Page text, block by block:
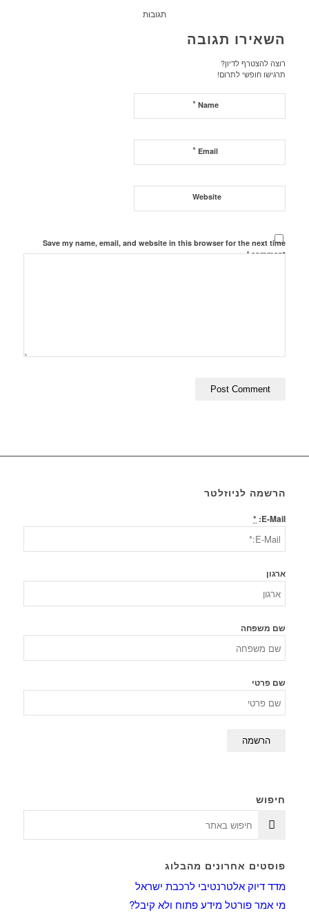
תגובות
השאירו תגובה
רוצה להצטרף לדיון?
תרגישו חופשי לתרום!
Name
*
Email
*
Website
Save my name, email, and website in this browser for the next time
I comment.
הרשמה לניוזלטר
E-Mail:
*
ארגון
שם משפחה
שם פרטי
חיפוש
פוסטים אחרונים מהבלוג
מדד דיוק אלטרנטיבי לרכבת ישראל
מי אמר פורטל מידע פתוח ולא קיבל?